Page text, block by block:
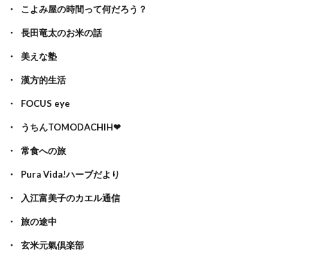
こよみ屋の時間って何だろう？
長田竜太のお米の話
美えな塾
漢方的生活
FOCUS eye
うちんTOMODACHIH❤
常食への旅
Pura Vida!ハーブだより
入江富美子のカエル通信
旅の途中
玄米元氣倶楽部